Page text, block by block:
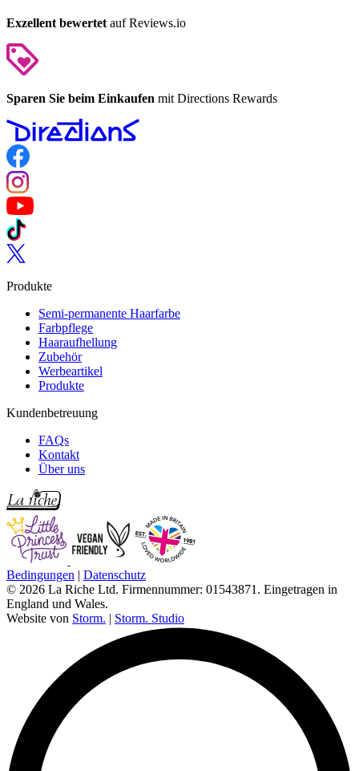
Exzellent bewertet auf Reviews.io
Sparen Sie beim Einkaufen mit Directions Rewards
Follow us on Facebook
Follow us on Instagram
Follow us on YouTube
Follow us on TikTok
Follow us on Twitter
Produkte
Semi-permanente Haarfarbe
Farbpflege
Haaraufhellung
Zubehör
Werbeartikel
Produkte
Kundenbetreuung
FAQs
Kontakt
Über uns
Bedingungen | Datenschutz
© 2026 La Riche Ltd. Firmennummer: 01543871. Eingetragen in
England und Wales.
Website von Storm. | Storm. Studio